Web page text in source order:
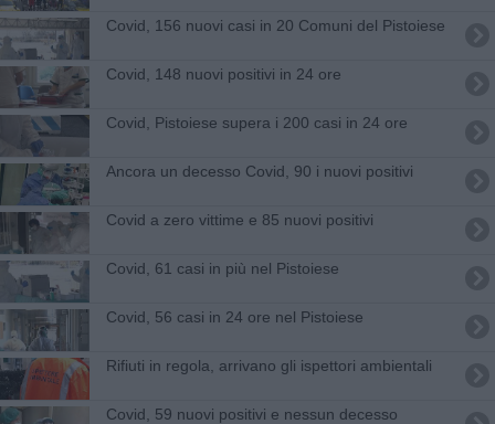
Covid, 156 nuovi casi in 20 Comuni del Pistoiese
Covid, 148 nuovi positivi in 24 ore
Covid, Pistoiese supera i 200 casi in 24 ore
Ancora un decesso Covid, 90 i nuovi positivi
Covid a zero vittime e 85 nuovi positivi
Covid, 61 casi in più nel Pistoiese
Covid, 56 casi in 24 ore nel Pistoiese
Rifiuti in regola, arrivano gli ispettori ambientali
Covid, 59 nuovi positivi e nessun decesso